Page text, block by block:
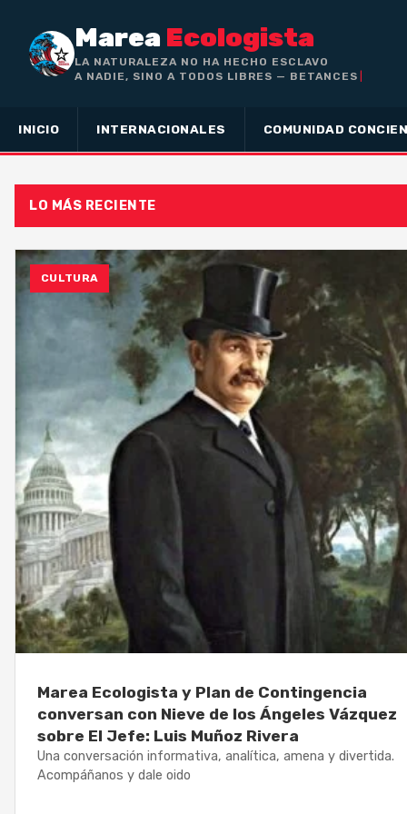
Marea Ecologista
LA NATURALEZA NO HA HECHO ESCLAVO
A NADIE, SINO A TODOS LIBRES — BETANCES
INICIO INTERNACIONALES COMUNIDAD
LO MÁS RECIENTE
CULTURA
Marea Ecologista y Plan de Contingencia
conversan con Nieve de los Ángeles Vázquez
sobre El Jefe: Luis Muñoz Rivera
Una conversación informativa, analítica, amena y divertida.
Acompáñanos y dale oido